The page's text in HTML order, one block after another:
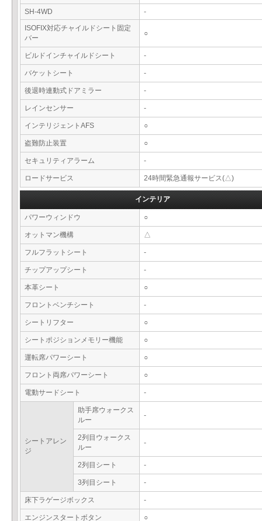
SH-4WD
-
ISOFIX対応チャイルドシート固定
バー
○
ビルドインチャイルドシート -
バケットシート -
後退時連動式ドアミラー -
レインセンサー -
インテリジェントAFS ○
盗難防止装置 ○
セキュリティアラーム -
ロードサービス 24時間緊急通報サービス(△)
インテリア
パワーウィンドウ ○
オットマン機構 △
フルフラットシート -
チップアップシート -
本革シート ○
フロントベンチシート -
シートリフター ○
シートポジションメモリー機能 ○
運転席パワーシート ○
フロント両席パワーシート ○
電動サードシート -
シートアレン
ジ
助手席ウォークス
ルー
-
2列目ウォークス
ルー
-
2列目シート -
3列目シート -
床下ラゲージボックス -
エンジンスタートボタン ○